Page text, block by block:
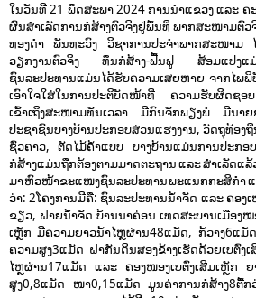
ໃນວັນທີ 21 ພຶດສະພາ 2024 ການນຳແຂວງ ແລະ ຄ
ຜົນສຳເລັດການກໍ່ສ້າງຕົວຈິງຢູ່ພື້ນທີ່ ພາກສະໜາມຕົວຈິ
ທອງດຳ ພັນທະວົງ ວິຊາການປະຈຳພາກສະໜາມ ໄ
ວຽກງານຕົວຈິງ ທຶນກໍ່ສ້າງ-ຟື້ນຟູ ສ້ອມແປງແ
ຊົນລະປະທານແມ່ນໄດ້ຮັບຄວາມເສຍຫາຍ ຈາກໄພ
ເອົາໃຈໃສ່ໃນການປະຕິບັດໜ້າທີ່ ຄວາມຮັບຜິດຊອ
ເຂົ້າເຖິງສະໜາມທັນເວລາ ມີກົນຈັກພຽງພໍ ມີນາຍ
ປະຊາຊົນບາງບ້ານປະກອບສ່ວນແຮງງານ, ວັດຖຸທ້ອງ
ຊົ່ວຄາວ, ຕັດໄມ້ຄ້ຳແບບ ບາງບ້ານແມ່ນການປະກ
ກໍ່ສ້າງແມ່ນຖືກຕ້ອງຕາມມາດຕະຖານ ແລະ ສຳເລັດແລ້
ມາ ຫົວໜ້າຂະແໜງຊົນລະປະທານ ພະແນກກະສິກຳ ແ
ວ່າ: 2ໂຄງການມີຄື: ຊົນລະປະທານນ້ຳຈັດ ແລະ ຄອງ
ຂຽວ, ຝາຍນ້ຳຈັດ ບ້ານນາຄ່ອນ ເທດສະບານເມືອງໝ
ເຫຼັກ ມີຄວາມຍາວນ້ຳໄຫຼຜ່ານ48ແມັດ, ກ້ວາງ6ແ
ຄວາມສູງ3ແມັດ ຝາກັນດິນສອງຂ້າງເຮັດດ້ວຍເບຕົ່ງ
ໄຫຼຜ່ານ17ແມັດ ແລະ ຄອງໜອງເບຕົ່ງເສີມເຫຼັກ
ສູງ0,8ແມັດ ໜາ0,15ແມັດ ມູນຄ່າການກໍ່ສ້າງ8ຕື້ກ